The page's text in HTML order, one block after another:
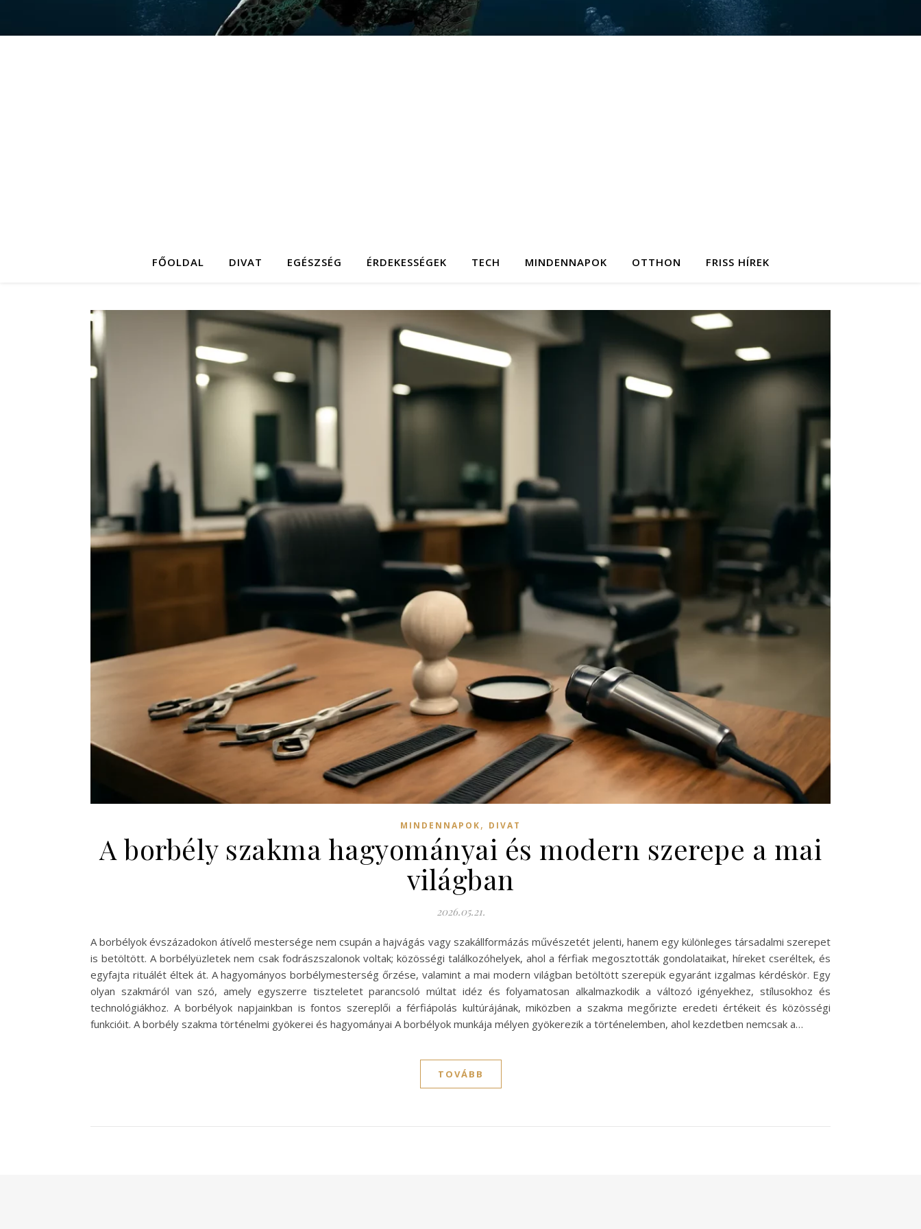
FŐOLDAL DIVAT EGÉSZSÉG ÉRDEKESSÉGEK TECH MINDENNAPOK OTTHON FRISS HÍREK
MINDENNAPOK, DIVAT
A borbély szakma hagyományai és modern szerepe a mai
világban
2026.05.21.
A borbélyok évszázadokon átívelő mestersége nem csupán a hajvágás vagy szakállformázás művészetét jelenti, hanem egy különleges társadalmi szerepet
is betöltött. A borbélyüzletek nem csak fodrászszalonok voltak; közösségi találkozóhelyek, ahol a férfiak megosztották gondolataikat, híreket cseréltek, és
egyfajta rituálét éltek át. A hagyományos borbélymesterség őrzése, valamint a mai modern világban betöltött szerepük egyaránt izgalmas kérdéskör. Egy
olyan szakmáról van szó, amely egyszerre tiszteletet parancsoló múltat idéz és folyamatosan alkalmazkodik a változó igényekhez, stílusokhoz és
technológiákhoz. A borbélyok napjainkban is fontos szereplői a férfiápolás kultúrájának, miközben a szakma megőrizte eredeti értékeit és közösségi
funkcióit. A borbély szakma történelmi gyökerei és hagyományai A borbélyok munkája mélyen gyökerezik a történelemben, ahol kezdetben nemcsak a…
TOVÁBB